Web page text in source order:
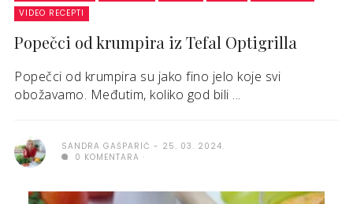
VIDEO RECEPTI
Popečci od krumpira iz Tefal Optigrilla
Popečci od krumpira su jako fino jelo koje svi
obožavamo. Međutim, koliko god bili ...
SANDRA GAŠPARIĆ
25. 03. 2024.
0 KOMENTARA